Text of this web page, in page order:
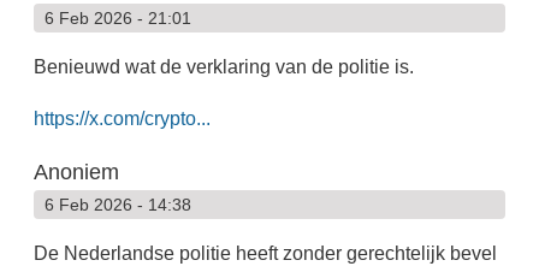
6 Feb 2026 - 21:01
Benieuwd wat de verklaring van de politie is.
https://x.com/crypto...
Anoniem
6 Feb 2026 - 14:38
De Nederlandse politie heeft zonder gerechtelijk bevel